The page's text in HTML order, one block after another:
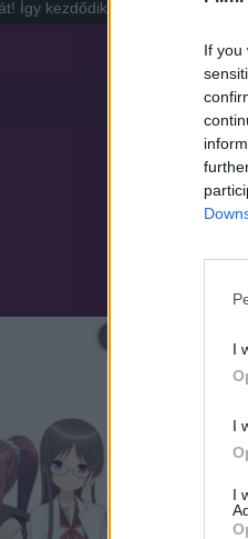
If you
I
I
I
Így kezdődik egy új fejezet egy